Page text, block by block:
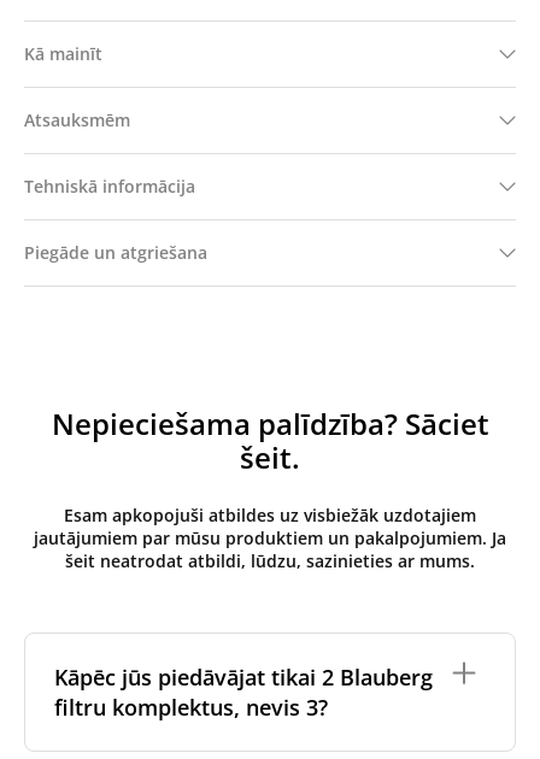
Kā mainīt
Atsauksmēm
Tehniskā informācija
Piegāde un atgriešana
Nepieciešama palīdzība? Sāciet
šeit.
Esam apkopojuši atbildes uz visbiežāk uzdotajiem
jautājumiem par mūsu produktiem un pakalpojumiem. Ja
šeit neatrodat atbildi, lūdzu, sazinieties ar mums.
Kāpēc jūs piedāvājat tikai 2 Blauberg
filtru komplektus, nevis 3?